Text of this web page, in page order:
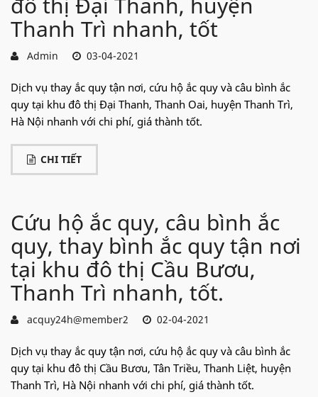
Thanh Trì nhanh, tốt
Admin 03-04-2021
Dịch vụ thay ắc quy tận nơi, cứu hộ ắc quy và câu bình ắc
quy tại khu đô thị Đại Thanh, Thanh Oai, huyện Thanh Trì,
Hà Nội nhanh với chi phí, giá thành tốt.
CHI TIẾT
Cứu hộ ắc quy, câu bình ắc
quy, thay bình ắc quy tận nơi
tại khu đô thị Cầu Bươu,
Thanh Trì nhanh, tốt.
acquy24h@member2 02-04-2021
Dịch vụ thay ắc quy tận nơi, cứu hộ ắc quy và câu bình ắc
quy tại khu đô thị Cầu Bươu, Tân Triều, Thanh Liệt, huyện
Thanh Trì, Hà Nội nhanh với chi phí, giá thành tốt.